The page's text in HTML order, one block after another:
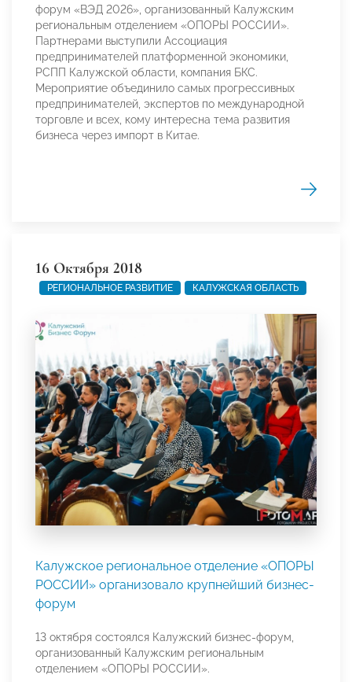
форум «ВЭД 2026», организованный Калужским
региональным отделением «ОПОРЫ РОССИИ».
Партнерами выступили Ассоциация
предпринимателей платформенной экономики,
РСПП Калужской области, компания БКС.
Мероприятие объединило самых прогрессивных
предпринимателей, экспертов по международной
торговле и всех, кому интересна тема развития
бизнеса через импорт в Китае.
16 Октября 2018
РЕГИОНАЛЬНОЕ РАЗВИТИЕ КАЛУЖСКАЯ ОБЛАСТЬ
Калужское региональное отделение «ОПОРЫ
РОССИИ» организовало крупнейший бизнес-
форум
13 октября состоялся Калужский бизнес-форум,
организованный Калужским региональным
отделением «ОПОРЫ РОССИИ».